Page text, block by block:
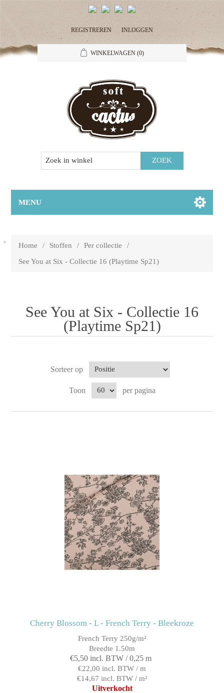
REGISTREREN INLOGGEN
WINKELWAGEN (0)
MENU
Home / Stoffen / Per collectie
/
See You at Six - Collectie 16 (Playtime Sp21)
See You at Six - Collectie 16
(Playtime Sp21)
Sorteer op
Toon per pagina
Cherry Blossom - L - French Terry - Bleekroze
French Terry 250g/m²
Breedte 1.50m
€5,50 incl. BTW / 0,25 m
€22,00 incl. BTW / m
€14,67 incl. BTW / m²
Uitverkocht